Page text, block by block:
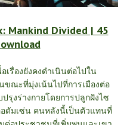
Mankind Divided | 45
อเรื่องยังคงดำเนินต่อไปใน
ขณะที่มุ่งเน้นไปที่การเมืองต่อ
รุงร่างกายโดยการปลูกฝังไซ
ดัมเซ่น คนหลังนี้เป็นตัวแทนที่